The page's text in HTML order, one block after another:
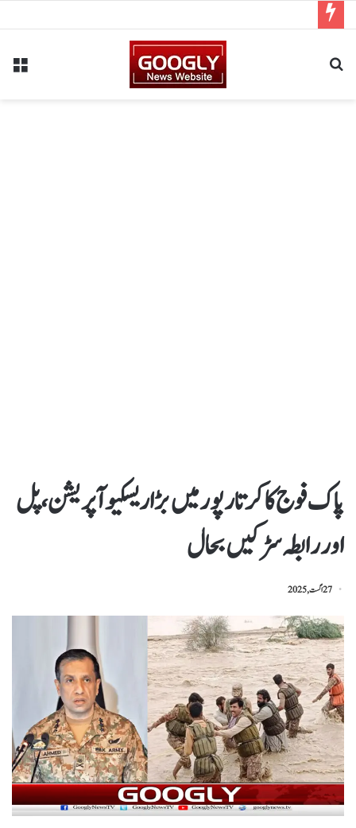
پاک فوج کا کرتارپور میں بڑاریسکیو آپریشن،پل
اوررابطہ سڑکیں بحال
27 اگست, 2025